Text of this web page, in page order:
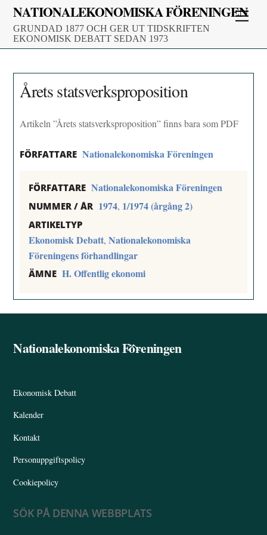
Skip
content
NATIONALEKONOMISKA FÖRENINGEN
GRUNDAD 1877 OCH GER UT TIDSKRIFTEN
EKONOMISK DEBATT SEDAN 1973
Årets statsverksproposition
Artikeln ”Årets statsverksproposition” finns bara som PDF
FÖRFATTARE Nationalekonomiska Föreningen
FÖRFATTARE Nationalekonomiska Föreningen
NUMMER / ÅR 1974, 1/1974 (årgång 2)
ARTIKELTYP
Ekonomisk Debatt,Nationalekonomiska
Föreningens förhandlingar
ÄMNE H. Offentlig ekonomi
Back
Nationalekonomiska Föreningen
Ekonomisk Debatt
Kalender
Kontakt
Personuppgiftspolicy
Cookiepolicy
SÖK PÅ DENNA WEBBPLATS